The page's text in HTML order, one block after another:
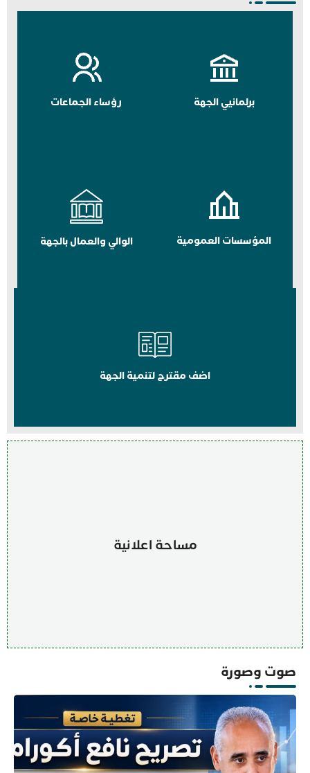
برلمانيي الجهة رؤساء الجماعات
المؤسسات العمومية الوالي والعمال بالجهة
اضف مقترح لتنمية الجهة
مساحة اعلانية
صوت وصورة